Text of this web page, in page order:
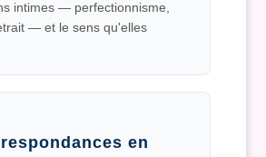
intimes — perfectionnisme,
— et le sens qu'elles
en